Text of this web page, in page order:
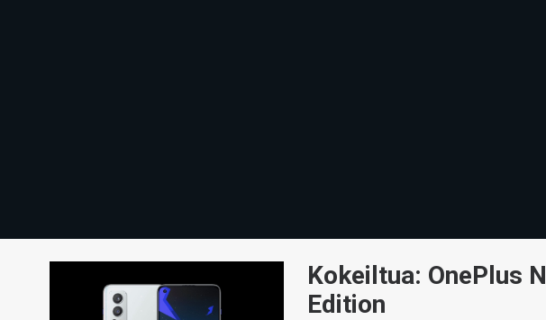
Kokeiltua: OnePlus
Edition